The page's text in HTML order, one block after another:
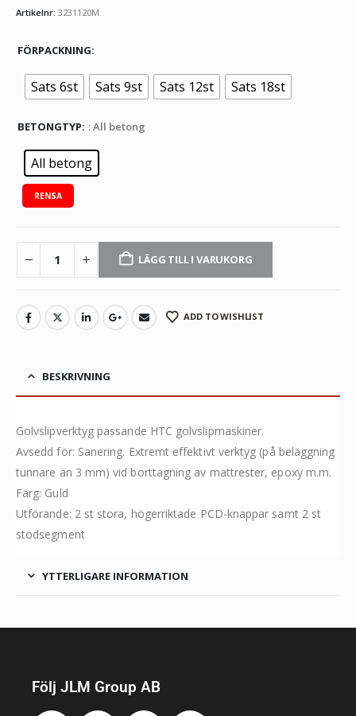
Artikelnr: 3231120M
FÖRPACKNING
Sats 6st Sats 9st Sats 12st Sats 18st
BETONGTYP : All betong
All betong
RENSA
LÄGG TILL I VARUKORG
ADD TO WISHLIST
BESKRIVNING
Golvslipverktyg passande HTC golvslipmaskiner.
Avsedd för: Sanering. Extremt effektivt verktyg (på beläggning
tunnare än 3 mm) vid borttagning av mattrester, epoxy m.m.
Färg: Guld
Utförande: 2 st stora, högerriktade PCD-knappar samt 2 st
stödsegment
YTTERLIGARE INFORMATION
Följ JLM Group AB